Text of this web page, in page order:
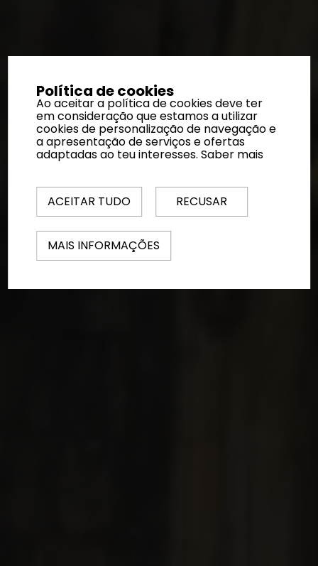
Política de cookies
Ao aceitar a política de cookies deve ter
em consideração que estamos a utilizar
cookies de personalização de navegação e
a apresentação de serviços e ofertas
adaptadas ao teu interesses.Saber mais
ACEITAR TUDO RECUSAR
MAIS INFORMAÇÕES